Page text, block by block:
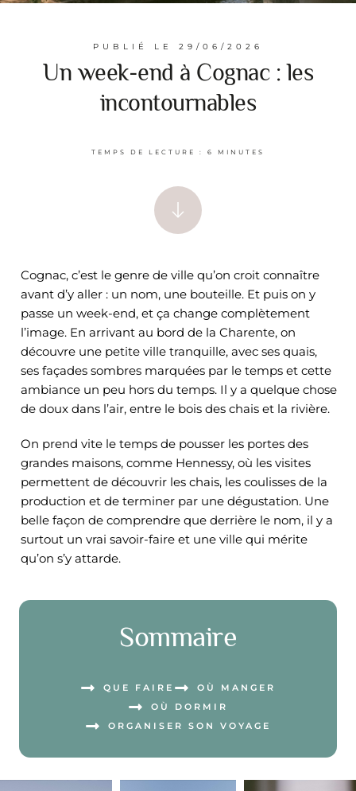
PUBLIÉ LE 29/06/2026
Un week-end à Cognac : les
incontournables
Cognac, c’est le genre de ville qu’on croit connaître
avant d’y aller : un nom, une bouteille. Et puis on y
passe un week-end, et ça change complètement
l’image. En arrivant au bord de la Charente, on
découvre une petite ville tranquille, avec ses quais,
ses façades sombres marquées par le temps et cette
ambiance un peu hors du temps. Il y a quelque chose
de doux dans l’air, entre le bois des chais et la rivière.
On prend vite le temps de pousser les portes des
grandes maisons, comme Hennessy, où les visites
permettent de découvrir les chais, les coulisses de la
production et de terminer par une dégustation. Une
belle façon de comprendre que derrière le nom, il y a
surtout un vrai savoir-faire et une ville qui mérite
qu’on s’y attarde.
Sommaire
QUE FAIRE
OÙ MANGER
OÙ DORMIR
ORGANISER SON VOYAGE